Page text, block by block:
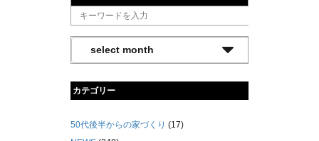
カテゴリー
50代後半からの家づくり (17)